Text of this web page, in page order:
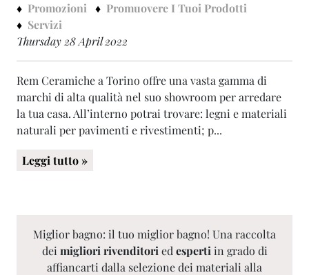
Promozioni
Promuovere I Tuoi Prodotti
Servizi
Thursday 28 April 2022
Rem Ceramiche a Torino offre una vasta gamma di
marchi di alta qualità nel suo showroom per arredare
la tua casa. All’interno potrai trovare: legni e materiali
naturali per pavimenti e rivestimenti; p...
Leggi tutto »
Miglior bagno: il tuo miglior bagno! Una raccolta
dei migliori rivenditori ed esperti in grado di
affiancarti dalla selezione dei materiali alla